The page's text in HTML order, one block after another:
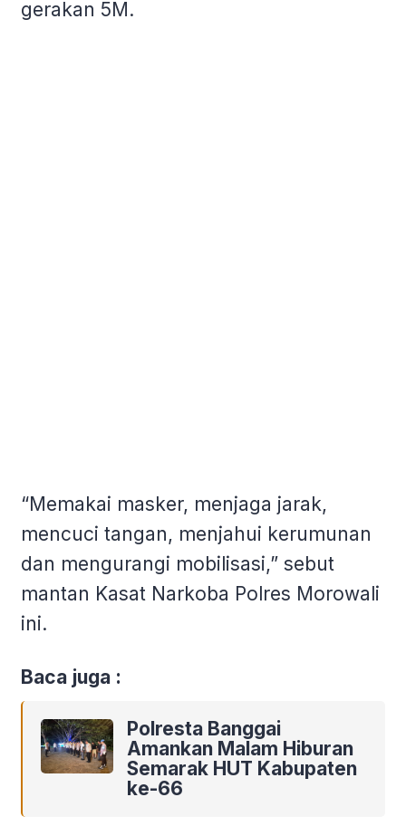
gerakan 5M.
“Memakai masker, menjaga jarak,
mencuci tangan, menjahui kerumunan
dan mengurangi mobilisasi,” sebut
mantan Kasat Narkoba Polres Morowali
ini.
Baca juga :
Polresta Banggai
Amankan Malam Hiburan
Semarak HUT Kabupaten
ke-66